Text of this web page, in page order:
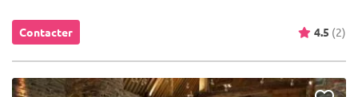
Contacter 4.5 (2)